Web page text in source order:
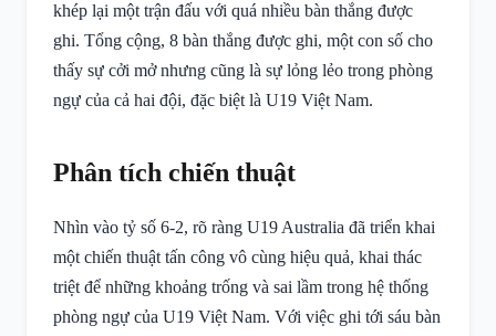
khép lại một trận đấu với quá nhiều bàn thắng được
ghi. Tổng cộng, 8 bàn thắng được ghi, một con số cho
thấy sự cởi mở nhưng cũng là sự lỏng lẻo trong phòng
ngự của cả hai đội, đặc biệt là U19 Việt Nam.
Phân tích chiến thuật
Nhìn vào tỷ số 6-2, rõ ràng U19 Australia đã triển khai
một chiến thuật tấn công vô cùng hiệu quả, khai thác
triệt để những khoảng trống và sai lầm trong hệ thống
phòng ngự của U19 Việt Nam. Với việc ghi tới sáu bàn